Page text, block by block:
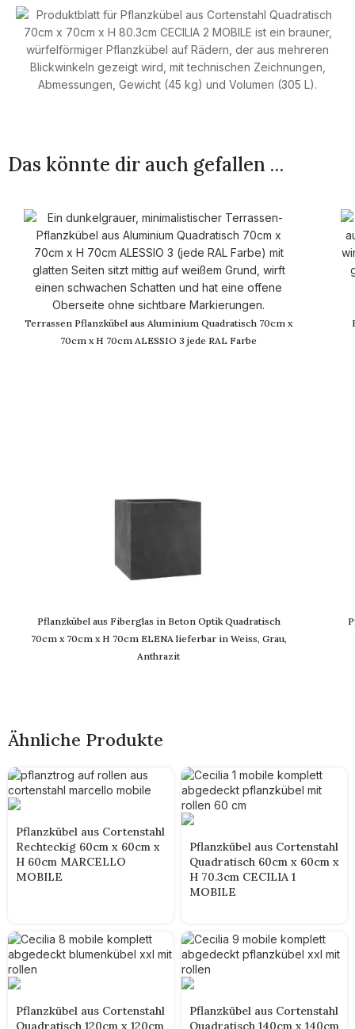
Das könnte dir auch gefallen …
Terrassen Pflanzkübel aus Aluminium Quadratisch 70cm x
70cm x H 70cm ALESSIO 3 jede RAL Farbe
Pflanzkübel aus Fiberglas in Beton Optik Quadratisch
70cm x 70cm x H 70cm ELENA lieferbar in Weiss, Grau,
Anthrazit
Ähnliche Produkte
Pflanzkübel aus Cortenstahl
Rechteckig 60cm x 60cm x
H 60cm MARCELLO
MOBILE
Pflanzkübel aus Cortenstahl
Quadratisch 60cm x 60cm x
H 70.3cm CECILIA 1
MOBILE
Pflanzkübel aus Cortenstahl
Quadratisch 120cm x 120cm
Pflanzkübel aus Cortenstahl
Quadratisch 140cm x 140cm